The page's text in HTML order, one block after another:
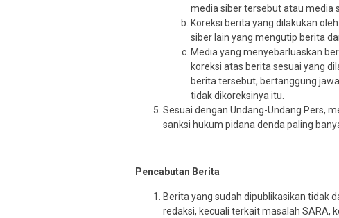
media siber tersebut atau media
Koreksi berita yang dilakukan
siber lain yang mengutip berita
Media yang menyebarluaskan
koreksi atas berita sesuai yang
berita tersebut, bertanggung
tidak dikoreksinya itu.
Sesuai dengan Undang-Undang Pers,
sanksi hukum pidana denda paling
Pencabutan Berita
Berita yang sudah dipublikasikan tidak
redaksi, kecuali terkait masalah SARA,